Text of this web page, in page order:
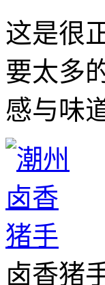
这是很
要太多
感与味
卤香猪